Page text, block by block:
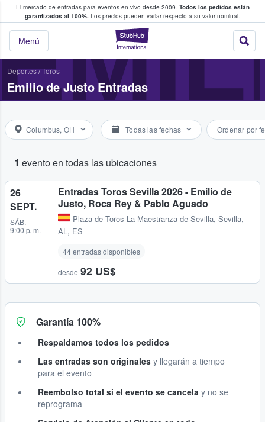
El mercado de entradas para eventos en vivo desde 2009. Todos los pedidos están
garantizados al 100%. Los precios pueden variar respecto a su valor nominal.
StubHub:
Menú
y venta de entradas entre fans
Deportes/Toros
Emilio de Justo Entradas
Columbus, OH Todas las fechas Ordenar por
1 evento en todas las ubicaciones
26
SEPT.
SÁB.
9:00 p. m.
Entradas Toros Sevilla 2026 - Emilio de
Justo, Roca Rey & Pablo Aguado
Plaza de Toros La Maestranza de Sevilla, Sevilla,
AL, ES
44 entradas disponibles
desde 92 US$
Garantía 100%
Respaldamos todos los pedidos
Las entradas son originales y llegarán a tiempo
para el evento
Reembolso total si el evento se cancela y no se
reprograma